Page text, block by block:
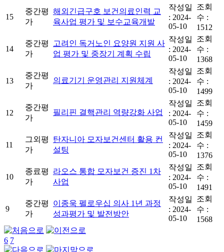
15
중간평
가
해외긴급구호 보건의료인력 교
육사업 평가 및 보수교육개발
작성일
: 2024-
05-10
조회
수 :
1512
14
중간평
가
고려인 독거노인 요양원 지원 사
업 평가 및 중장기 계획 수립
작성일
: 2024-
05-10
조회
수 :
1368
13
중간평
가
의료기기 운영관리 지원체계
작성일
: 2024-
05-10
조회
수 :
1499
12
중간평
가
필리핀 결핵관리 역량강화 사업
작성일
: 2024-
05-10
조회
수 :
1459
11
그외평
가
탄자니아 모자보건센터 활용 컨
설팅
작성일
: 2024-
05-10
조회
수 :
1376
10
종료평
가
라오스 통합 모자보건 증진 1차
사업
작성일
: 2024-
05-10
조회
수 :
1491
9
중간평
가
이종욱 펠로우십 의사 1년 과정
성과평가 및 발전방안
작성일
: 2024-
05-10
조회
수 :
1568
6 7